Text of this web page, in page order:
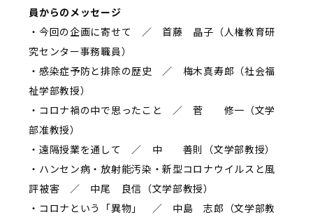
員からのメッセージ
・今回の企画に寄せて ／ 首藤 晶子（人権教育研
究センター事務職員）
・感染症予防と排除の歴史 ／ 梅木真寿郎（社会福
祉学部教授）
・コロナ禍の中で思ったこと ／ 菅 修一（文学
部准教授）
・遠隔授業を通して ／ 中 善則（文学部教授）
・ハンセン病・放射能汚染・新型コロナウイルスと風
評被害 ／ 中尾 良信（文学部教授）
・コロナという「異物」 ／ 中島 志郎（文学部教